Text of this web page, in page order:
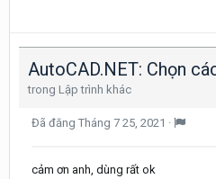
trong Lập trình khác
Đã đăng Tháng 7 25, 2021 ·
cảm ơn anh, dùng rất ok